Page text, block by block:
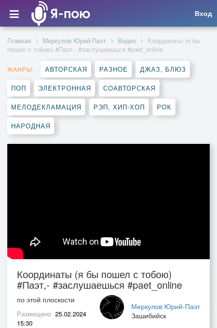
Вход
Главная Меркулов Юрий-Паэт Видео
Координаты (я бы
пошел с тобою) #Паэт,- #заслушаешься #paet_online
ЖАНРЫ: АВТОРСКАЯ РАЗНОЕ ДЖАЗ, БЛЮЗ
ПОП ЭЛЕКТРОННАЯ СОАВТОРСКАЯ
МЕЛОДЕКЛАМАЦИЯ РЭП, ХИП-ХОП РОК
НАРОДНАЯ
Координаты (я бы пошел с тобою)
#Паэт,- #заслушаешься #paet_online
Меркулов Юрий-Паэт
Зашибийск
по этой плоскости
Размещено 25.02.2024
15:30